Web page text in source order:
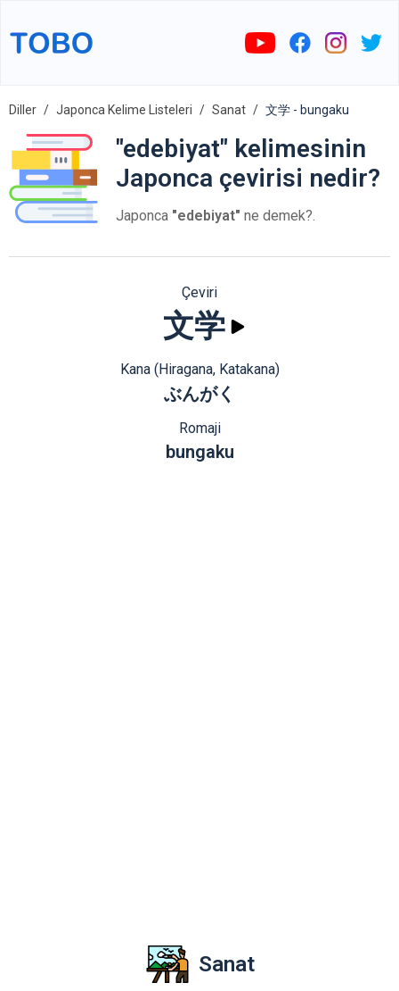
Diller Japonca Kelime Listeleri Sanat 文学 - bungaku
"edebiyat" kelimesinin
Japonca çevirisi nedir?
Japonca "edebiyat" ne demek?.
Çeviri
文学
Kana (Hiragana, Katakana)
ぶんがく
Romaji
bungaku
Sanat